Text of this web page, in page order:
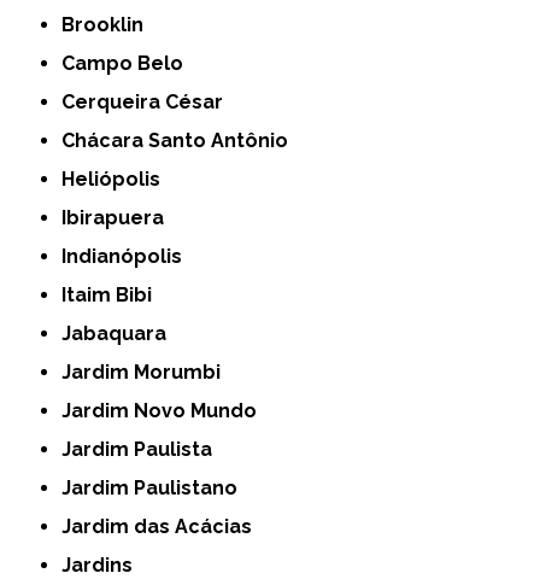
Brooklin
Campo Belo
Cerqueira César
Chácara Santo Antônio
Heliópolis
Ibirapuera
Indianópolis
Itaim Bibi
Jabaquara
Jardim Morumbi
Jardim Novo Mundo
Jardim Paulista
Jardim Paulistano
Jardim das Acácias
Jardins